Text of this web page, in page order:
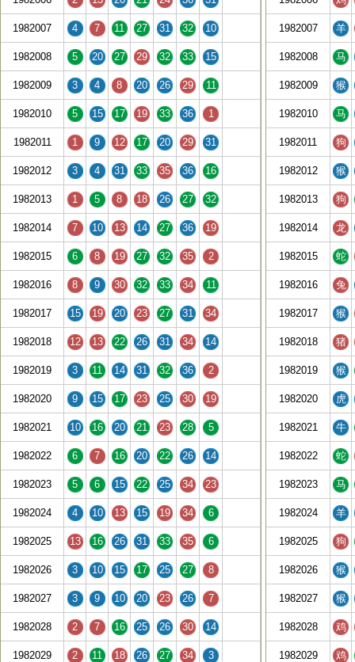
1982007 4 7 11 27 31 32 10
1982008 5 20 27 29 32 33 15
1982009 3 4 8 20 26 29 11
1982010 5 15 17 19 33 36 1
1982011 1 9 12 17 20 29 31
1982012 3 4 31 33 35 36 16
1982013 1 5 8 18 26 27 32
1982014 7 10 13 14 27 36 19
1982015 6 8 19 27 32 35 2
1982016 8 9 30 32 33 34 11
1982017 15 19 20 23 27 31 34
1982018 12 13 22 26 31 34 14
1982019 3 11 14 31 32 36 2
1982020 9 15 17 23 25 30 19
1982021 10 16 20 21 23 28 5
1982022 6 7 16 20 22 26 14
1982023 5 6 15 22 25 34 23
1982024 4 10 13 15 19 34 6
1982025 13 16 26 31 33 35 6
1982026 3 10 15 17 25 27 8
1982027 3 9 10 20 23 26 7
1982028 2 7 16 25 26 30 14
1982029 2 11 18 26 27 34 3
1982007 羊
1982008 马
1982009 猴
1982010 马
1982011 狗
1982012 猴
1982013 狗
1982014 龙
1982015 蛇
1982016 兔
1982017 猴
1982018 猪
1982019 猴
1982020 虎
1982021 牛
1982022 蛇
1982023 马
1982024 羊
1982025 狗
1982026 猴
1982027 猴
1982028 鸡
1982029 鸡